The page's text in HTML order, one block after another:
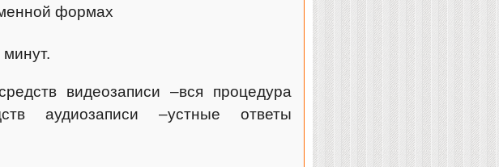
формах
видеозаписи –вся процедура
аудиозаписи –устные ответы